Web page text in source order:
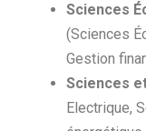
Sciences
(Sciences
Gestion
Sciences
Electrique,